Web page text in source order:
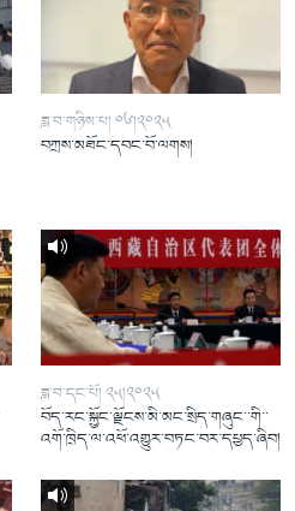
ཟླ་བ་གཉིས་པ། ༠༦།༢༠༢༥
བཀྲས་མཐོང་དབང་བོ་ལགས།
ཟླ་བ་དང་པོ། ༢༥།༢༠༢༥
བོད་རང་སྐྱོང་ལྗོངས་མི་མང་སྲིད་གཞུང་་གི་་
འགོ་ཁྲིད་ལ་འཕོ་འགྱུར་བཏང་བར་དཔྱད་ཞིབ།